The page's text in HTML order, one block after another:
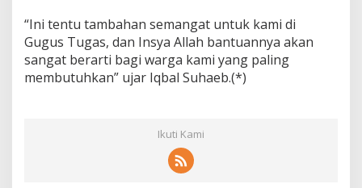
“Ini tentu tambahan semangat untuk kami di
Gugus Tugas, dan Insya Allah bantuannya akan
sangat berarti bagi warga kami yang paling
membutuhkan” ujar Iqbal Suhaeb.(*)
Ikuti Kami